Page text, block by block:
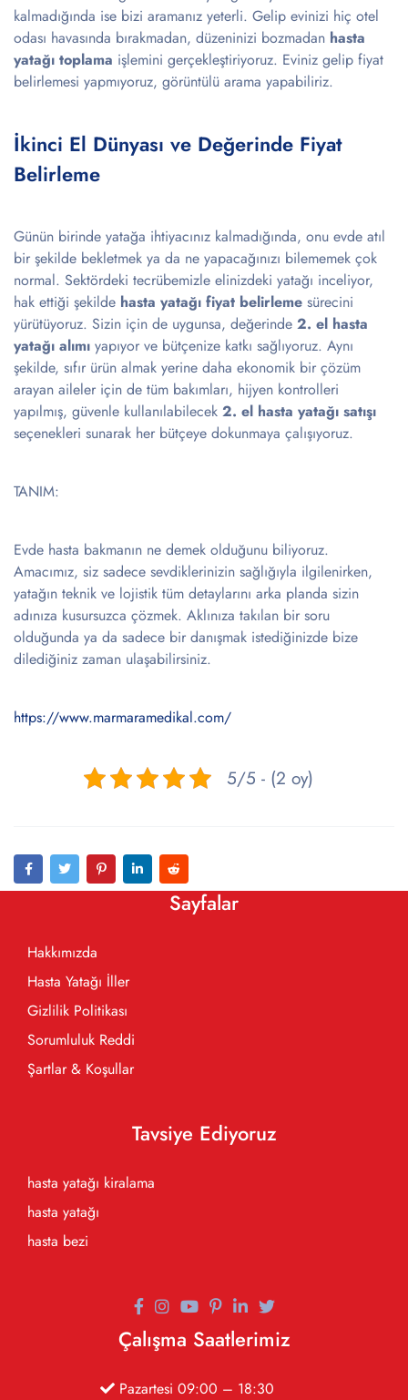
kalmadığında ise bizi aramanız yeterli. Gelip evinizi hiç otel
odası havasında bırakmadan, düzeninizi bozmadan hasta
yatağı toplama işlemini gerçekleştiriyoruz. Eviniz gelip fiyat
belirlemesi yapmıyoruz, görüntülü arama yapabiliriz.
İkinci El Dünyası ve Değerinde Fiyat
Belirleme
Günün birinde yatağa ihtiyacınız kalmadığında, onu evde atıl
bir şekilde bekletmek ya da ne yapacağınızı bilememek çok
normal. Sektördeki tecrübemizle elinizdeki yatağı inceliyor,
hak ettiği şekilde hasta yatağı fiyat belirleme sürecini
yürütüyoruz. Sizin için de uygunsa, değerinde 2. el hasta
yatağı alımı yapıyor ve bütçenize katkı sağlıyoruz. Aynı
şekilde, sıfır ürün almak yerine daha ekonomik bir çözüm
arayan aileler için de tüm bakımları, hijyen kontrolleri
yapılmış, güvenle kullanılabilecek 2. el hasta yatağı satışı
seçenekleri sunarak her bütçeye dokunmaya çalışıyoruz.
TANIM:
Evde hasta bakmanın ne demek olduğunu biliyoruz.
Amacımız, siz sadece sevdiklerinizin sağlığıyla ilgilenirken,
yatağın teknik ve lojistik tüm detaylarını arka planda sizin
adınıza kusursuzca çözmek. Aklınıza takılan bir soru
olduğunda ya da sadece bir danışmak istediğinizde bize
dilediğiniz zaman ulaşabilirsiniz.
https://www.marmaramedikal.com/
5/5 - (2 oy)
Sayfalar
Hakkımızda
Hasta Yatağı İller
Gizlilik Politikası
Sorumluluk Reddi
Şartlar & Koşullar
Tavsiye Ediyoruz
hasta yatağı kiralama
hasta yatağı
hasta bezi
Çalışma Saatlerimiz
Pazartesi 09:00 – 18:30